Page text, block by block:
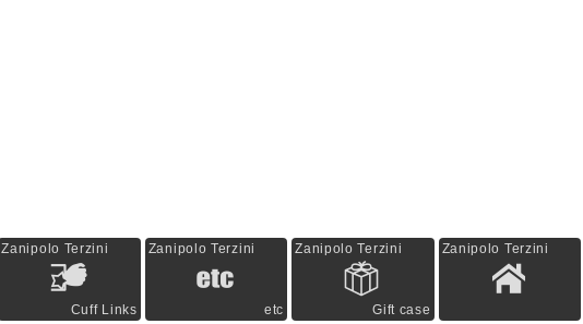
Zanipolo Terzini
Cuff Links
Zanipolo Terzini
etc
Zanipolo Terzini
Gift case
Zanipolo Terzini